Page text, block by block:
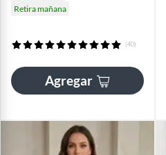
Retira mañana
(40)
Agregar